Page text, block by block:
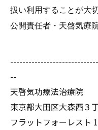
扱い利用することが大
公開責任者・天啓気療
--
天啓気功療法治療院
東京都大田区大森西３
フラットフォーレスト